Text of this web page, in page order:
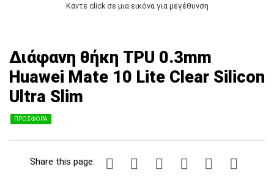
Κάντε click σε μια εικόνα για μεγέθυνση
Διάφανη θήκη TPU 0.3mm
Huawei Mate 10 Lite Clear Silicon
Ultra Slim
ΠΡΟΣΦΟΡΑ
Share this page: